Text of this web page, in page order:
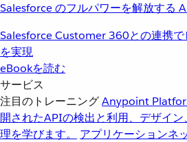
Salesforce のフルパワーを解放する
Salesforce Customer 360との連携
を実現
eBookを読む
サービス
注目のトレーニングAnypoint
開されたAPIの検出と利用、デザイ
理を学びます。
アプリケーションネ